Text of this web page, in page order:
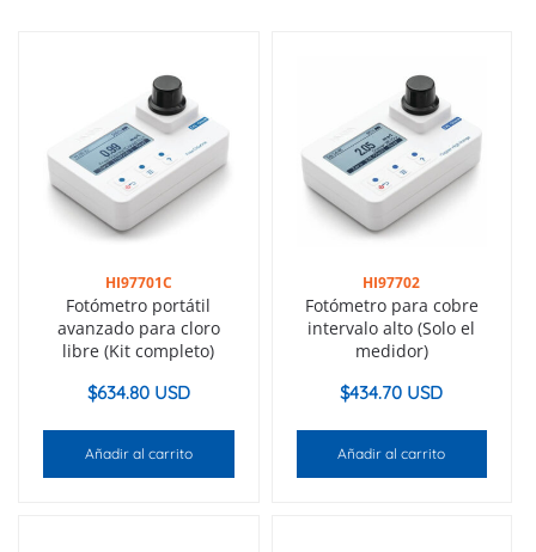
HI97701C
Fotómetro portátil
avanzado para cloro
libre (Kit completo)
$634.80 USD
Añadir al carrito
HI97702
Fotómetro para cobre
intervalo alto (Solo el
medidor)
$434.70 USD
Añadir al carrito